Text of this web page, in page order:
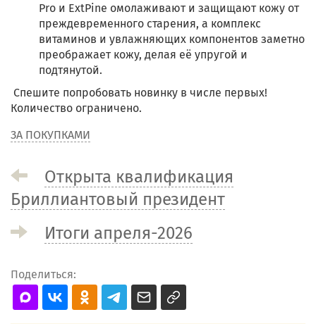
Pro и ExtPine омолаживают и защищают кожу от
преждевременного старения, а комплекс
витаминов и увлажняющих компонентов заметно
преображает кожу, делая её упругой и
подтянутой.
Спешите попробовать новинку в числе первых!
Количество ограничено.
ЗА ПОКУПКАМИ
Открыта квалификация
Бриллиантовый президент
Итоги апреля-2026
Поделиться: